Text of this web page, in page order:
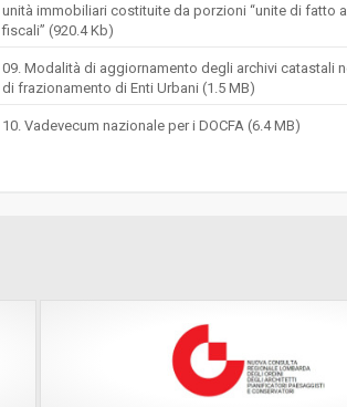
unità immobiliari costituite da porzioni “unite di fatto
fiscali” (920.4 Kb)
09. Modalità di aggiornamento degli archivi catastali
di frazionamento di Enti Urbani (1.5 MB)
10. Vadevecum nazionale per i DOCFA (6.4 MB)